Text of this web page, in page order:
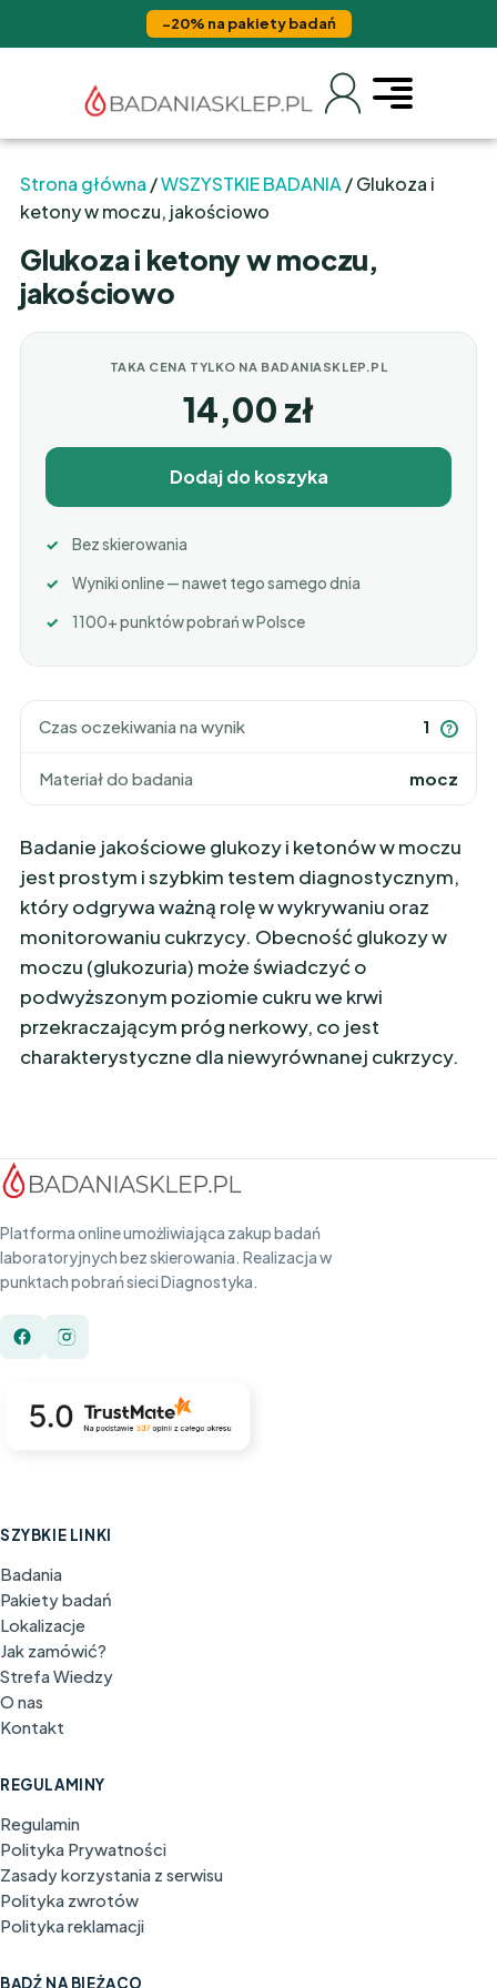
−20% na pakiety badań
Strona główna /WSZYSTKIE BADANIA / Glukoza i
ketony w moczu, jakościowo
Glukoza i ketony w moczu,
jakościowo
Czas oczekiwania na wynik 1 ?
Materiał do badania mocz
Badanie jakościowe glukozy i ketonów w moczu
jest prostym i szybkim testem diagnostycznym,
który odgrywa ważną rolę w wykrywaniu oraz
monitorowaniu cukrzycy. Obecność glukozy w
moczu (glukozuria) może świadczyć o
podwyższonym poziomie cukru we krwi
przekraczającym próg nerkowy, co jest
charakterystyczne dla niewyrównanej cukrzycy.
TAKA CENA TYLKO NA BADANIASKLEP.PL
14,00 zł
Dodaj do koszyka
Bez skierowania
Wyniki online — nawet tego samego dnia
1100+ punktów pobrań w Polsce
Platforma online umożliwiająca zakup badań
laboratoryjnych bez skierowania. Realizacja w
punktach pobrań sieci Diagnostyka.
SZYBKIE LINKI
Badania
Pakiety badań
Lokalizacje
Jak zamówić?
Strefa Wiedzy
O nas
Kontakt
REGULAMINY
Regulamin
Polityka Prywatności
Zasady korzystania z serwisu
Polityka zwrotów
Polityka reklamacji
BĄDŹ NA BIEŻĄCO